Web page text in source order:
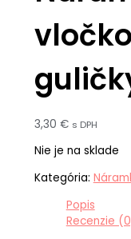
3,30 € s DPH
Nie je na sklade
Kategória:
Popis
Recenzie